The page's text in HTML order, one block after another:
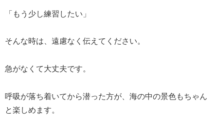
「もう少し練習したい」
そんな時は、遠慮なく伝えてください。
急がなくて大丈夫です。
呼吸が落ち着いてから潜った方が、海の中の景色もちゃん
と楽しめます。